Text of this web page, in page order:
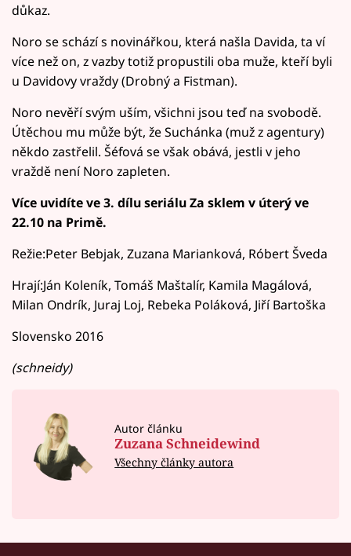
důkaz.
Noro se schází s novinářkou, která našla Davida, ta ví
více než on, z vazby totiž propustili oba muže, kteří byli
u Davidovy vraždy (Drobný a Fistman).
Noro nevěří svým uším, všichni jsou teď na svobodě.
Útěchou mu může být, že Suchánka (muž z agentury)
někdo zastřelil. Šéfová se však obává, jestli v jeho
vraždě není Noro zapleten.
Více uvidíte ve 3. dílu seriálu Za sklem v úterý ve
22.10 na Primě.
Režie:Peter Bebjak, Zuzana Marianková, Róbert Šveda
Hrají:Ján Koleník, Tomáš Maštalír, Kamila Magálová,
Milan Ondrík, Juraj Loj, Rebeka Poláková, Jiří Bartoška
Slovensko 2016
(schneidy)
Autor článku
Zuzana Schneidewind
Všechny články autora